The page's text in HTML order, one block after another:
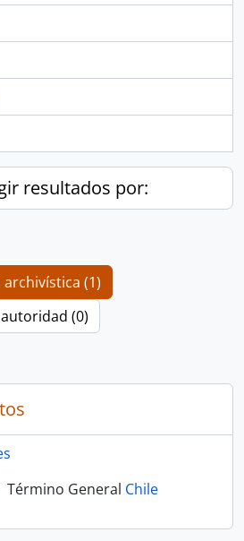
resultados por:
(1)
(0)
Término General Chile